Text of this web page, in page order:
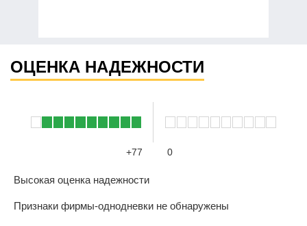
ОЦЕНКА НАДЕЖНОСТИ
+77 0
Высокая оценка надежности
Признаки фирмы-однодневки не обнаружены